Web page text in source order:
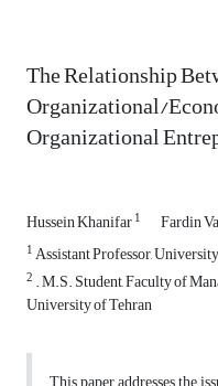
The Relationship
Organizational/
Organizational
Hussein Khanifar1 Fardin
1Assistant Professor,
2 . M.S. Student, Faculty of
University of Tehran